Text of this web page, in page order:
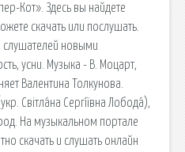
Кот». Здесь вы найдете
скачать или послушать.
слушателей новыми
усни. Музыка - В. Моцарт,
Валентина Толкунова.
Світла́на Сергі́ївна Лобода́),
На музыкальном портале
скачать и слушать онлайн